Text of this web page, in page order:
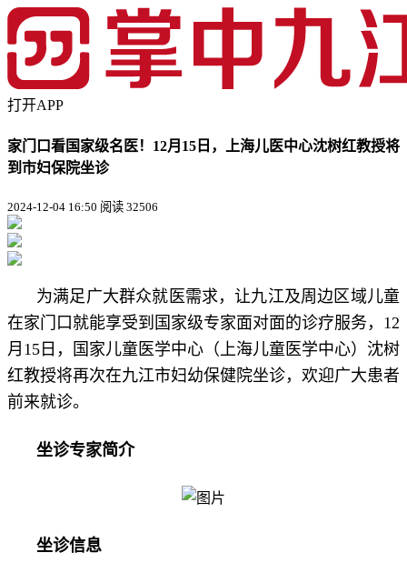
打开APP
家门口看国家级名医！12月15日，上海儿医中心沈树红教授将
到市妇保院坐诊
2024-12-04 16:50 阅读 32506
为满足广大群众就医需求，让九江及周边区域儿童
在家门口就能享受到国家级专家面对面的诊疗服务，12
月15日，国家儿童医学中心（上海儿童医学中心）沈树
红教授将再次在九江市妇幼保健院坐诊，欢迎广大患者
前来就诊。
坐诊专家简介
坐诊信息